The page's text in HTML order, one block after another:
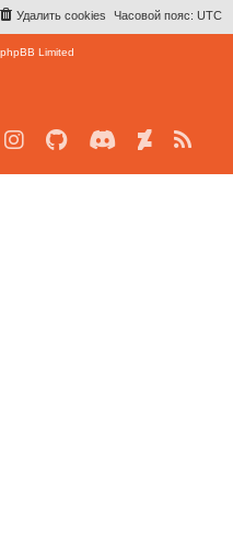
Часовой пояс: UTC
Удалить cookies
Limited